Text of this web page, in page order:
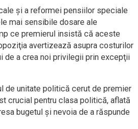
şi a reformei pensiilor speciale
mai sensibile dosare ale
ce premierul insistă că aceste
avertizează asupra costurilor
de a crea noi privilegii prin excepţii
de unitate politică cerut de premier
crucial pentru clasa politică, aflată
bugetul şi nevoia de a răspunde